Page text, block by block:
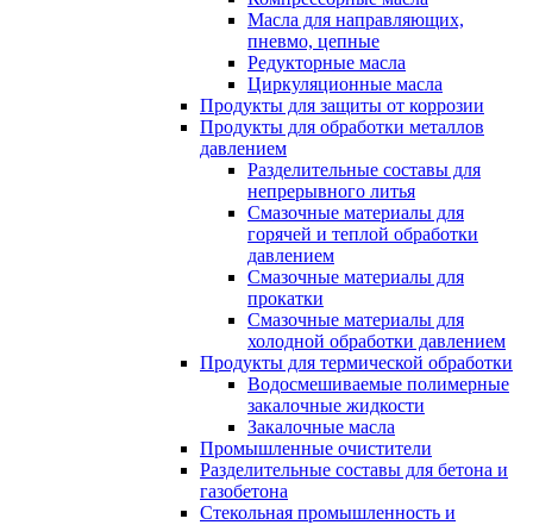
Масла для направляющих,
пневмо, цепные
Редукторные масла
Циркуляционные масла
Продукты для защиты от коррозии
Продукты для обработки металлов
давлением
Разделительные составы для
непрерывного литья
Смазочные материалы для
горячей и теплой обработки
давлением
Смазочные материалы для
прокатки
Смазочные материалы для
холодной обработки давлением
Продукты для термической обработки
Водосмешиваемые полимерные
закалочные жидкости
Закалочные масла
Промышленные очистители
Разделительные составы для бетона и
газобетона
Стекольная промышленность и